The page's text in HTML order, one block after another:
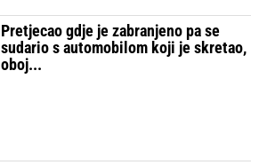
Pretjecao gdje je zabranjeno pa se
sudario s automobilom koji je skretao,
oboj...